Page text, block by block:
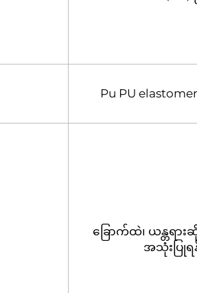
Pu PU
ခြောက်ထဲ၊ ယန္တရာ
အသုံးပြု